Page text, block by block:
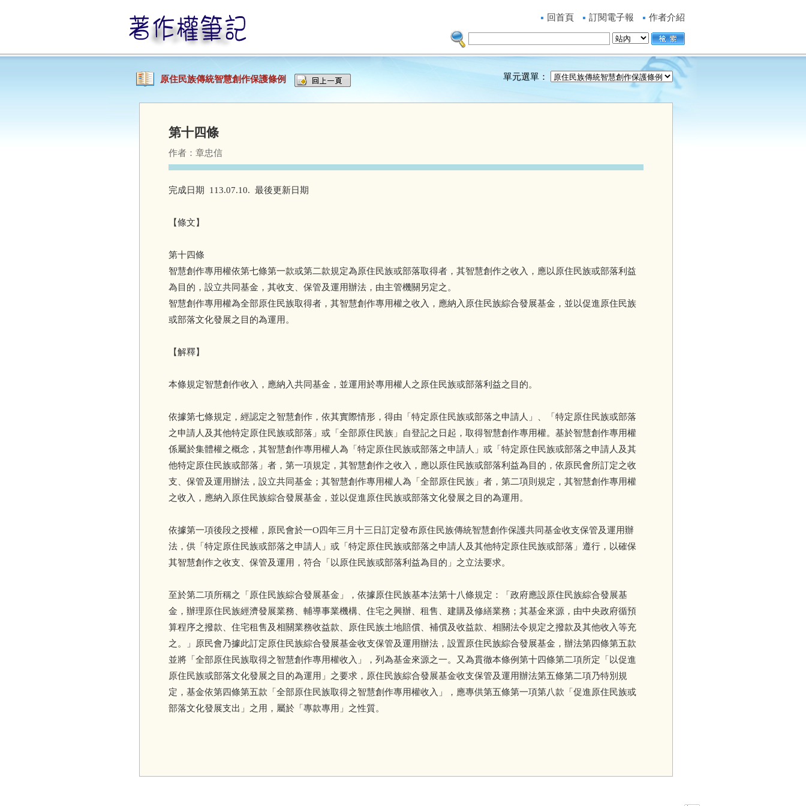
回首頁 訂閱電子報 作者介紹
原住民族傳統智慧創作保護條例 單元選單：
第十四條
作者： 章忠信
完成日期 113.07.10. 最後更新日期
【條文】
第十四條
智慧創作專用權依第七條第一款或第二款規定為原住民族或部落取得者，其智慧創作之收入，應以原住民族或部落利益
為目的，設立共同基金，其收支、保管及運用辦法，由主管機關另定之。
智慧創作專用權為全部原住民族取得者，其智慧創作專用權之收入，應納入原住民族綜合發展基金，並以促進原住民族
或部落文化發展之目的為運用。
【解釋】
本條規定智慧創作收入，應納入共同基金，並運用於專用權人之原住民族或部落利益之目的。
依據第七條規定，經認定之智慧創作，依其實際情形，得由「特定原住民族或部落之申請人」、「特定原住民族或部落
之申請人及其他特定原住民族或部落」或「全部原住民族」自登記之日起，取得智慧創作專用權。基於智慧創作專用權
係屬於集體權之概念，其智慧創作專用權人為「特定原住民族或部落之申請人」或「特定原住民族或部落之申請人及其
他特定原住民族或部落」者，第一項規定，其智慧創作之收入，應以原住民族或部落利益為目的，依原民會所訂定之收
支、保管及運用辦法，設立共同基金；其智慧創作專用權人為「全部原住民族」者，第二項則規定，其智慧創作專用權
之收入，應納入原住民族綜合發展基金，並以促進原住民族或部落文化發展之目的為運用。
依據第一項後段之授權，原民會於一O四年三月十三日訂定發布原住民族傳統智慧創作保護共同基金收支保管及運用辦
法，供「特定原住民族或部落之申請人」或「特定原住民族或部落之申請人及其他特定原住民族或部落」遵行，以確保
其智慧創作之收支、保管及運用，符合「以原住民族或部落利益為目的」之立法要求。
至於第二項所稱之「原住民族綜合發展基金」，依據原住民族基本法第十八條規定：「政府應設原住民族綜合發展基
金，辦理原住民族經濟發展業務、輔導事業機構、住宅之興辦、租售、建購及修繕業務；其基金來源，由中央政府循預
算程序之撥款、住宅租售及相關業務收益款、原住民族土地賠償、補償及收益款、相關法令規定之撥款及其他收入等充
之。」原民會乃據此訂定原住民族綜合發展基金收支保管及運用辦法，設置原住民族綜合發展基金，辦法第四條第五款
並將「全部原住民族取得之智慧創作專用權收入」，列為基金來源之一。又為貫徹本條例第十四條第二項所定「以促進
原住民族或部落文化發展之目的為運用」之要求，原住民族綜合發展基金收支保管及運用辦法第五條第二項乃特別規
定，基金依第四條第五款「全部原住民族取得之智慧創作專用權收入」，應專供第五條第一項第八款「促進原住民族或
部落文化發展支出」之用，屬於「專款專用」之性質。